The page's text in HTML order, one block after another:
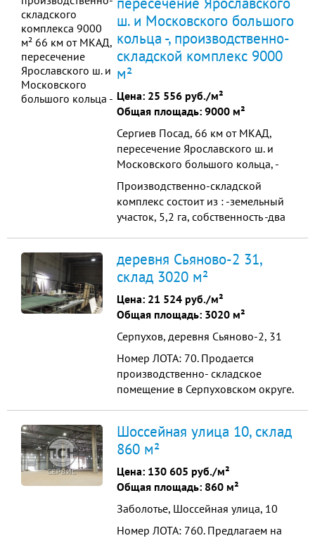
Земел...
ш. и Московского большого
кольца -, производственно-
складской комплекс 9000
м²
Цена: 25 556 руб./м²
Общая площадь: 9000 м²
Сергиев Посад, 66 км от МКАД,
пересечение Ярославского ш. и
Московского большого кольца, -
Производственно-складской
комплекс состоит из : -земельный
участок, 5,2 га, собственность -два
высота 11 м., теплые,
автомобильный и ж/д пандус,
подкрановые пути для 10 т.
кранбалок -открытая
кв.м. с козловым краном 3...
деревня Сьяново-2 31,
склад 3020 м²
Цена: 21 524 руб./м²
Общая площадь: 3020 м²
Серпухов, деревня Сьяново-2, 31
Номер ЛОТА: 70. Продается
производственно- складское
помещение в Серпуховском округе.
склад. В производственном
помещении двое ворот , высота
потолка 8 м , полы бетон. Офисное
помещение благо устроенное
Шоссейная улица 10, склад
860 м²
Цена: 130 605 руб./м²
Общая площадь: 860 м²
Заболотье, Шоссейная улица, 10
Номер ЛОТА: 760. Предлагаем на